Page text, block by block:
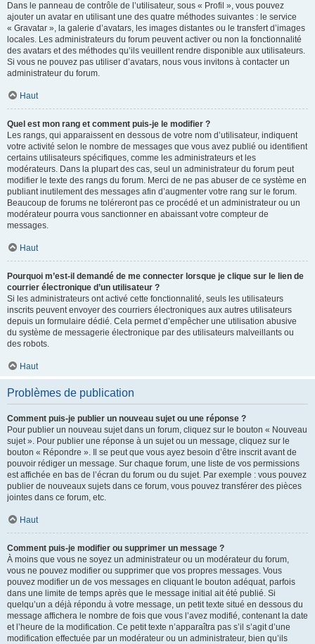
Dans le panneau de contrôle de l’utilisateur, sous « Profil », vous pouvez
ajouter un avatar en utilisant une des quatre méthodes suivantes : le service
« Gravatar », la galerie d’avatars, les images distantes ou le transfert d’images
locales. Les administrateurs du forum peuvent activer ou non la fonctionnalité
des avatars et des méthodes qu’ils veuillent rendre disponible aux utilisateurs.
Si vous ne pouvez pas utiliser d’avatars, nous vous invitons à contacter un
administrateur du forum.
Haut
Quel est mon rang et comment puis-je le modifier ?
Les rangs, qui apparaissent en dessous de votre nom d’utilisateur, indiquent
votre activité selon le nombre de messages que vous avez publié ou identifient
certains utilisateurs spécifiques, comme les administrateurs et les
modérateurs. Dans la plupart des cas, seul un administrateur du forum peut
modifier le texte des rangs du forum. Merci de ne pas abuser de ce système en
publiant inutilement des messages afin d’augmenter votre rang sur le forum.
Beaucoup de forums ne toléreront pas ce procédé et un administrateur ou un
modérateur pourra vous sanctionner en abaissant votre compteur de
messages.
Haut
Pourquoi m’est-il demandé de me connecter lorsque je clique sur le lien de
courrier électronique d’un utilisateur ?
Si les administrateurs ont activé cette fonctionnalité, seuls les utilisateurs
inscrits peuvent envoyer des courriers électroniques aux autres utilisateurs
depuis un formulaire dédié. Cela permet d’empêcher une utilisation abusive
du système de messagerie électronique par des utilisateurs malveillants ou
des robots.
Haut
Problèmes de publication
Comment puis-je publier un nouveau sujet ou une réponse ?
Pour publier un nouveau sujet dans un forum, cliquez sur le bouton « Nouveau
sujet ». Pour publier une réponse à un sujet ou un message, cliquez sur le
bouton « Répondre ». Il se peut que vous ayez besoin d’être inscrit avant de
pouvoir rédiger un message. Sur chaque forum, une liste de vos permissions
est affichée en bas de l’écran du forum ou du sujet. Par exemple : vous pouvez
publier de nouveaux sujets dans ce forum, vous pouvez transférer des pièces
jointes dans ce forum, etc.
Haut
Comment puis-je modifier ou supprimer un message ?
À moins que vous ne soyez un administrateur ou un modérateur du forum,
vous ne pouvez modifier ou supprimer que vos propres messages. Vous
pouvez modifier un de vos messages en cliquant le bouton adéquat, parfois
dans une limite de temps après que le message initial ait été publié. Si
quelqu’un a déjà répondu à votre message, un petit texte situé en dessous du
message affichera le nombre de fois que vous l’avez modifié, contenant la date
et l’heure de la modification. Ce petit texte n’apparaîtra pas s’il s’agit d’une
modification effectuée par un modérateur ou un administrateur, bien qu’ils